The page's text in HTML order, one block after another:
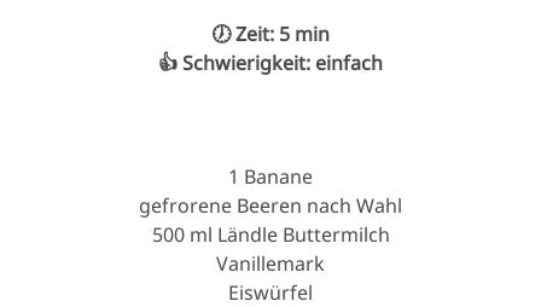
🕖 Zeit: 5 min
👍 Schwierigkeit: einfach
1 Banane
gefrorene Beeren nach Wahl
500 ml Ländle Buttermilch
Vanillemark
Eiswürfel